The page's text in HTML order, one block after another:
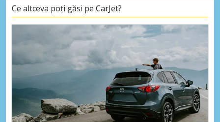
Ce altceva poți găsi pe CarJet?